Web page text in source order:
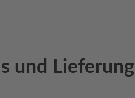
und Lieferung